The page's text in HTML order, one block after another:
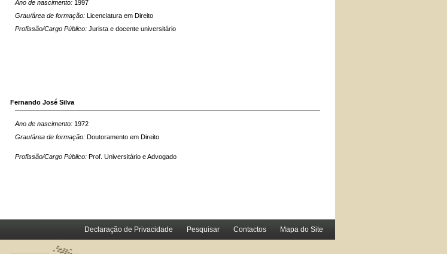
Ano de nascimento: 1997
Grau/área de formação: Licenciatura em Direito
Profissão/Cargo Público: Jurista e docente universitário
Fernando José Silva
Ano de nascimento: 1972
Grau/área de formação: Doutoramento em Direito
Profissão/Cargo Público: Prof. Universitário e Advogado
Declaração de Privacidade Pesquisar Contactos Mapa do Site